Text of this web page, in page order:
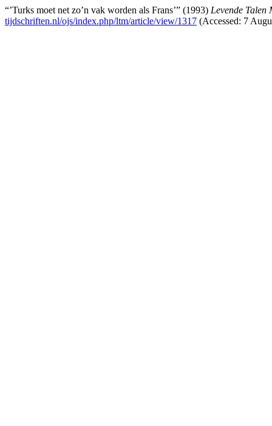
“’Turks moet net zo’n vak worden als Frans’” (1993) Levende Talen
tijdschriften.nl/ojs/index.php/ltm/article/view/1317 (Accessed: 7